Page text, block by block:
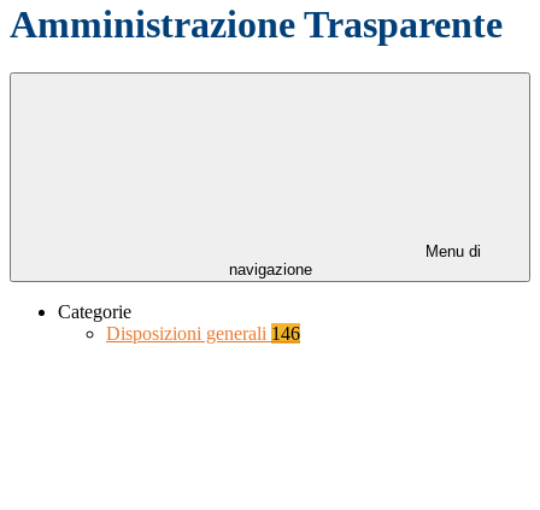
Amministrazione Trasparente
Menu di
navigazione
Categorie
Disposizioni generali 146